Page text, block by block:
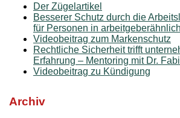
Der Zügelartikel
Besserer Schutz durch die
für Personen in
Videobeitrag zum Markenschutz
Rechtliche Sicherheit trifft
Erfahrung – Mentoring mit Dr.
Videobeitrag zu Kündigung
Archiv